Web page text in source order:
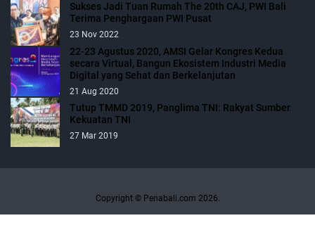
Sukses Jadi Tuan Rumah The 20th CAJ, PWI Bali
Terima Penghargaan PWI Pusat
23 Nov 2022
22-23 Agustus 2020, AMSI Gelar Kongres Kedua
secara Virtual, Bangun Ekosistem Industri Media
Digital yang Sehat dan Berkelanjutan
21 Aug 2020
Tutup TMMD 2019, Panglima TNI: Rakyat Sumber
Kekuatan TNI
27 Mar 2019
Copyright © Penabali.com 2026.